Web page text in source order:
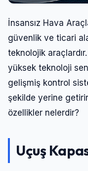
İnsansız Hava
güvenlik ve ticari
teknolojik
yüksek teknoloji
gelişmiş kontrol
şekilde yerine
özellikler nelerdir?
Uçuş